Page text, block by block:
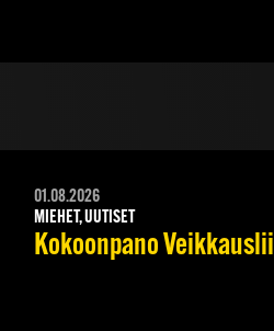
01.08.2026
MIEHET, UUTISET
Kokoonpano